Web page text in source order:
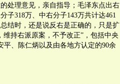
处理意见，亲自指导；毛泽东点出右
子318万、中右分子143万共计达461
结时，还是说反右是正确的，只是扩
持右派原案，不予改正”，包括中央
、陈仁炳以及由各地方认定的90余